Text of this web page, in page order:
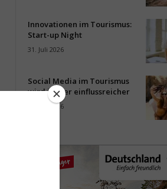
Innovationen im Tourismus:
Start-up Night
31. Juli 2026
Social Media im Tourismus
wird immer einflussreicher
30. Juli 2026